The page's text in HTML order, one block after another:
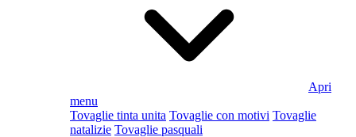
Apri
menu
Tovaglie tinta unita Tovaglie con motivi Tovaglie
natalizie Tovaglie pasquali